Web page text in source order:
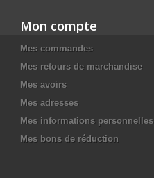
Mon compte
Mes commandes
Mes retours de marchandise
Mes avoirs
Mes adresses
Mes informations personnelles
Mes bons de réduction